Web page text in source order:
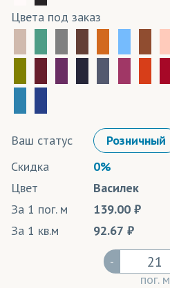
Цвета под заказ
Ваш статус
Розничный
Скидка
0%
Цвет
Василек
За 1 пог. м
139.00
За 1 кв.м
92.67
-
пог. м